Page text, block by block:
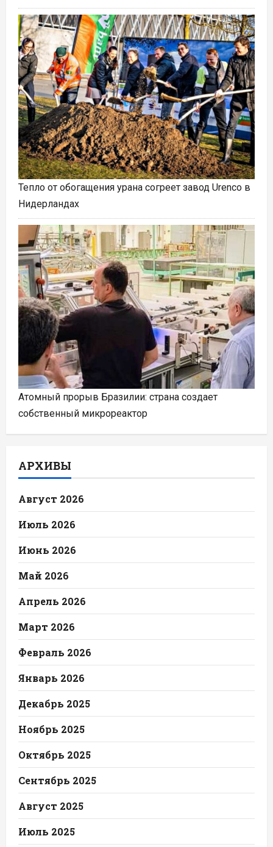
Тепло от обогащения урана согреет завод Urenco в
Нидерландах
Атомный прорыв Бразилии: страна создает
собственный микрореактор
АРХИВЫ
Август 2026
Июль 2026
Июнь 2026
Май 2026
Апрель 2026
Март 2026
Февраль 2026
Январь 2026
Декабрь 2025
Ноябрь 2025
Октябрь 2025
Сентябрь 2025
Август 2025
Июль 2025